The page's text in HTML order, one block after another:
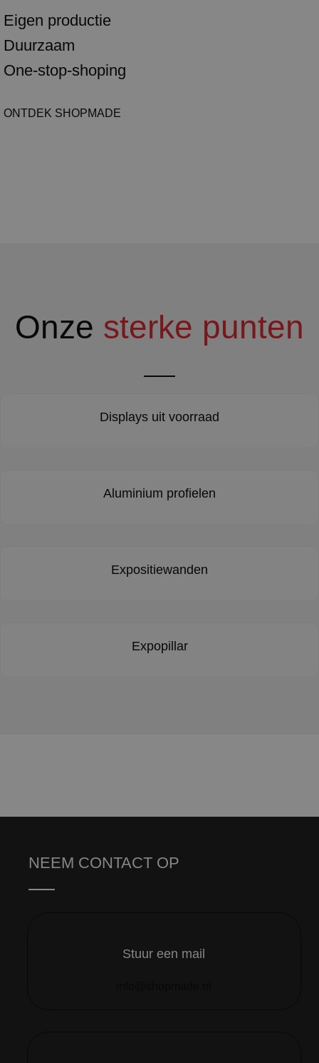
Eigen productie
Duurzaam
One-stop-shoping
ONTDEK SHOPMADE
Onze sterke punten
Displays uit voorraad
Aluminium profielen
Expositiewanden
Expopillar
NEEM CONTACT OP
Stuur een mail